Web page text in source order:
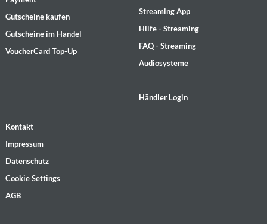
Gutscheine kaufen
Gutscheine im Handel
VoucherCard Top-Up
Streaming App
Hilfe - Streaming
FAQ - Streaming
Audiosysteme
Händler Login
Kontakt
Impressum
Datenschutz
Cookie Settings
AGB